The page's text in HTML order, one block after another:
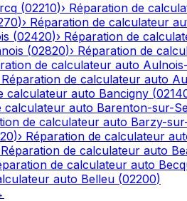
(02210)› Réparation de
)› Réparation de calculateur
(02420)› Réparation de
(02820)› Réparation de
de calculateur auto
Réparation de calculateur auto
calculateur auto Bancigny (
calculateur auto Barenton-sur-
de calculateur auto Barzy-
)› Réparation de calculateur
Réparation de calculateur auto
de calculateur auto
auto Belleu (02200)